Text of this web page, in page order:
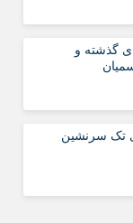
گذشته و
تک سرنشین